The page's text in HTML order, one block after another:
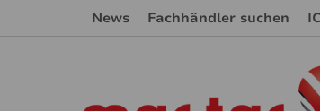
News Fachhändler suchen